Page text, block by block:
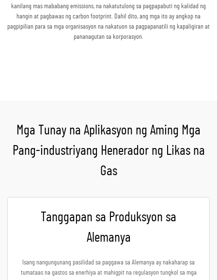
kanilang mas mababang emissions, na nakatutulong sa pagpapabuti ng kalidad ng
hangin at pagbawas ng carbon footprint. Dahil dito, ang mga ito ay angkop na
pagpipilian para sa mga organisasyon na nakatuon sa pagpapanatili ng kapaligiran at
pananagutan sa korporasyon.
Mga Tunay na Aplikasyon ng Aming Mga
Pang-industriyang Henerador ng Likas na
Gas
Tanggapan sa Produksyon sa
Alemanya
Isang nangungunang pasilidad sa paggawa sa Alemanya ay nakaharap sa
tumataas na gastos sa enerhiya at mahigpit na regulasyon tungkol sa mga